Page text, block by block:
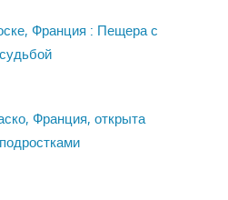
Франция : Пещера с
Франция, открыта